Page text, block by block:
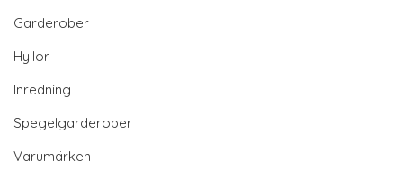
Garderober
Hyllor
Inredning
Spegelgarderober
Varumärken